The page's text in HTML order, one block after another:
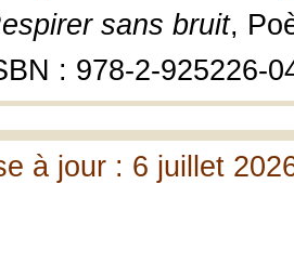
sans bruit,
: 978-2-925226-
à jour : 6 juillet